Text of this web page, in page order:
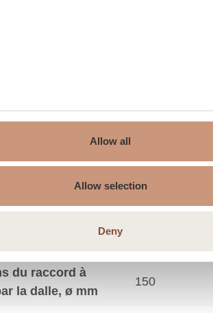
Allow all
Allow selection
Deny
150
du raccord à
la dalle, ø mm
150